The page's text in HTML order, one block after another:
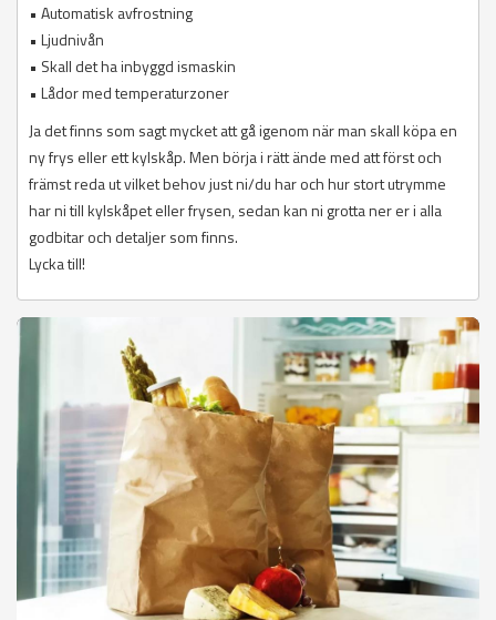
• Automatisk avfrostning
• Ljudnivån
• Skall det ha inbyggd ismaskin
• Lådor med temperaturzoner
Ja det finns som sagt mycket att gå igenom när man skall köpa en
ny frys eller ett kylskåp. Men börja i rätt ände med att först och
främst reda ut vilket behov just ni/du har och hur stort utrymme
har ni till kylskåpet eller frysen, sedan kan ni grotta ner er i alla
godbitar och detaljer som finns.
Lycka till!